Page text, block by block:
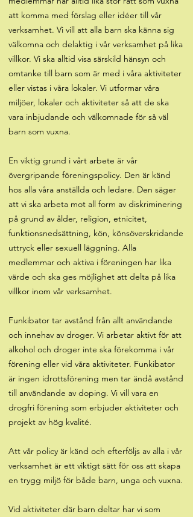
att komma med förslag eller idéer till vår
verksamhet. Vi vill att alla barn ska känna sig
välkomna och delaktig i vår verksamhet på lika
villkor. Vi ska alltid visa särskild hänsyn och
omtanke till barn som är med i våra aktiviteter
eller vistas i våra lokaler. Vi utformar våra
miljöer, lokaler och aktiviteter så att de ska
vara inbjudande och välkomnade för så väl
barn som vuxna.
En viktig grund i vårt arbete är vår
övergripande föreningspolicy. Den är känd
hos alla våra anställda och ledare. Den säger
att vi ska arbeta mot all form av diskriminering
på grund av ålder, religion, etnicitet,
funktionsnedsättning, kön, könsöverskridande
uttryck eller sexuell läggning. Alla
medlemmar och aktiva i föreningen har lika
värde och ska ges möjlighet att delta på lika
villkor inom vår verksamhet.
Funkibator tar avstånd från allt användande
och innehav av droger. Vi arbetar aktivt för att
alkohol och droger inte ska förekomma i vår
förening eller vid våra aktiviteter. Funkibator
är ingen idrottsförening men tar ändå avstånd
till användande av doping. Vi vill vara en
drogfri förening som erbjuder aktiviteter och
projekt av hög kvalité.
Att vår policy är känd och efterföljs av alla i vår
verksamhet är ett viktigt sätt för oss att skapa
en trygg miljö för både barn, unga och vuxna.
Vid aktiviteter där barn deltar har vi som